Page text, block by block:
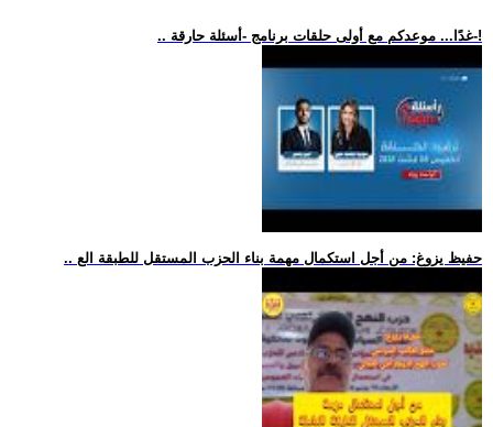
.. غدًا... موعدكم مع أولى حلقات برنامج -أسئلة حارقة-!
.. حفيظ يزوغ: من أجل استكمال مهمة بناء الحزب المستقل للطبقة الع